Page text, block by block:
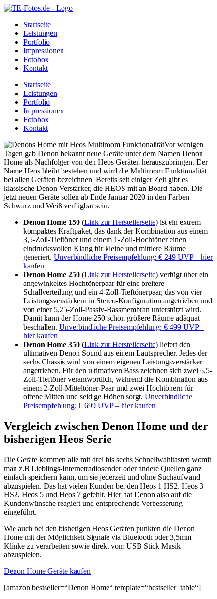
Startseite
Leistungen
Portfolio
Impressionen
Fotobox
Kontakt
Startseite
Leistungen
Portfolio
Impressionen
Fotobox
Kontakt
Vor wenigen
Tagen gab Denon bekannt neue Geräte unter dem Namen Denon
Home als Nachfolger von den Heos Geräten herauszubringen. Der
Name Heos bleibt bestehen und wird die Multiroom Funktionalität
bei allen Geräten bezeichnen. Bereits seit einiger Zeit gibt es
klassische Denon Verstärker, die HEOS mit an Board haben. Die
jetzt neuen Geräte sollen ab Ende Januar 2020 in den Farben
Schwarz und Weiß verfügbar sein.
Denon Home 150 (Link zur Herstellerseite) ist ein extrem
kompaktes Kraftpaket, das dank der Kombination aus einem
3,5-Zoll-Tieftöner und einem 1-Zoll-Hochtöner einen
eindrucksvollen Klang für kleine und mittlere Räume
generiert. Unverbindliche Preisempfehlung: € 249 UVP – hier
kaufen
Denon Home 250 (Link zur Herstellerseite) verfügt über ein
angewinkeltes Hochtönerpaar für eine breitere
Schallverteilung und ein 4-Zoll-Tieftönerpaar, das von vier
Leistungsverstärkern in Stereo-Konfiguration angetrieben und
von einer 5,25-Zoll-Passiv-Bassmembran unterstützt wird.
Damit kann der Home 250 schon größere Räume adäquat
beschallen. Unverbindliche Preisempfehlung: € 499 UVP –
hier kaufen
Denon Home 350 (Link zur Herstellerseite) liefert den
ultimativen Denon Sound aus einem Lautsprecher. Jedes der
sechs Chassis wird von einem eigenen Leistungsverstärker
angetrieben. Für den ultimativen Bass zeichnen sich zwei 6,5-
Zoll-Tieftöner verantwortlich, während die Kombination aus
einem 2-Zoll-Mitteltöner-Paar und zwei Hochtönern für
offene Mitten und seidige Höhen sorgt. Unverbindliche
Preisempfehlung: € 699 UVP – hier kaufen
Vergleich zwischen Denon Home und der
bisherigen Heos Serie
Die Geräte kommen alle mit drei bis sechs Schnellwahltasten womit
man z.B Lieblings-Internetradiosender oder andere Quellen ganz
einfach speichern kann, um sie jederzeit und ohne Suchaufwand
abzuspielen. Das hat vielen Kunden bei den Heos 1 HS2, Heos 3
HS2, Heos 5 und Heos 7 gefehlt. Hier hat Denon also auf die
Kundenwünsche reagiert und entsprechende Verbesserung
eingeführt.
Wie auch bei den bisherigen Heos Geräten punkten die Denon
Home mit der Möglichkeit Signale via Bluetooth oder 3,5mm
Klinke zu verarbeiten sowie direkt vom USB Stick Musik
abzuspielen.
Denon Home Geräte kaufen
[amazon bestseller=“Denon Home“ template=“bestseller_table“]